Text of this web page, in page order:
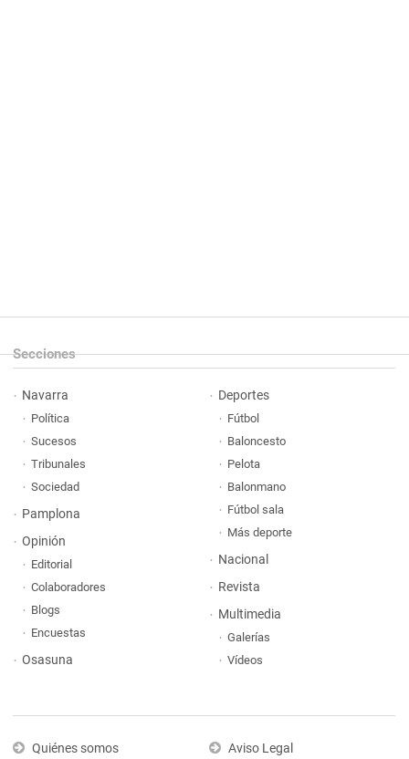
Secciones
Navarra
Política
Sucesos
Tribunales
Sociedad
Pamplona
Opinión
Editorial
Colaboradores
Blogs
Encuestas
Osasuna
Deportes
Fútbol
Baloncesto
Pelota
Balonmano
Fútbol sala
Más deporte
Nacional
Revista
Multimedia
Galerías
Vídeos
Quiénes somos Aviso Legal